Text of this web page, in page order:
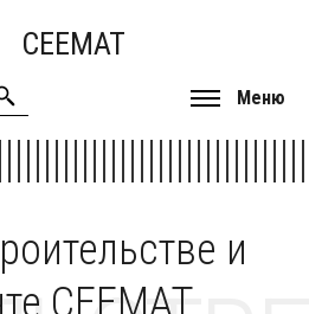
CEEMAT
Меню
и
CEEMAT